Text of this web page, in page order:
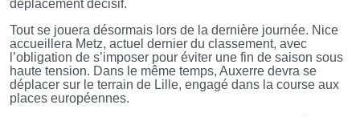
déplacement décisif.
Tout se jouera désormais lors de la dernière journée. Nice
accueillera Metz, actuel dernier du classement, avec
l’obligation de s’imposer pour éviter une fin de saison sous
haute tension. Dans le même temps, Auxerre devra se
déplacer sur le terrain de Lille, engagé dans la course aux
places européennes.